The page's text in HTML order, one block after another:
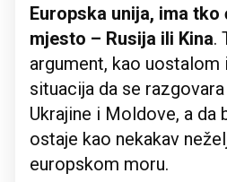
Europska unija, ima
mjesto – Rusija ili Kina.
argument, kao uostalom
situacija da se
Ukrajine i Moldove, a da
ostaje kao nekakav
europskom moru.